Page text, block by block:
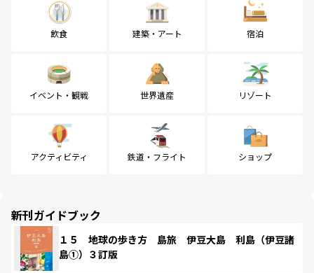
飲食 建築・アート 宿泊
イベント・観戦 世界遺産 リゾート
アクティビティ 鉄道・フライト ショップ
新刊ガイドブック
１５ 地球の歩き方 島旅 伊豆大島 利島（伊豆諸
島①）３訂版